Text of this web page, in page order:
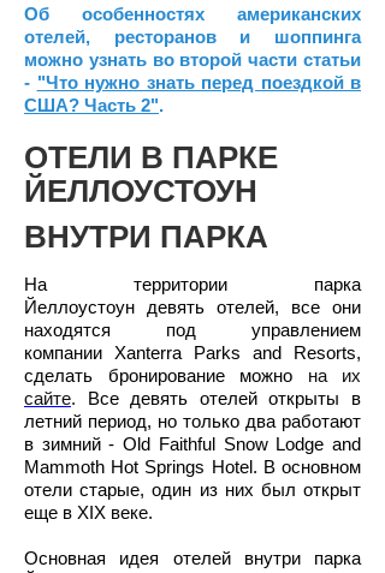
Об особенностях американских
отелей, ресторанов и шоппинга
можно узнатьво второй части статьи
- "Что нужно знать перед поездкой в
США? Часть 2".
ОТЕЛИ В ПАРКЕ
ЙЕЛЛОУСТОУН
ВНУТРИ ПАРКА
На территории парка
Йеллоустоун девять отелей, все они
находятся под управлением
компании Xanterra Parks and Resorts,
сделать бронирование можно на их
сайте. Все девять отелей открыты в
летний период, но только два работают
в зимний - Old Faithful Snow Lodge and
Mammoth Hot Springs Hotel. В основном
отели старые, один из них был открыт
еще в XIX веке.
Основная идея отелей внутри парка